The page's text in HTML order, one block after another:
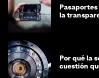
la
Por qué la
cuestión